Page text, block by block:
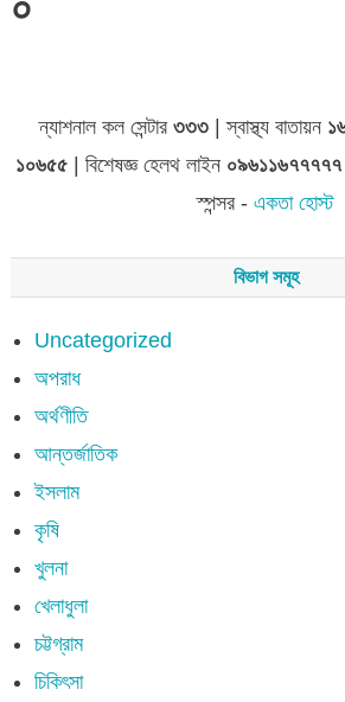
ন্যাশনাল কল সেন্টার ৩৩৩| স্বাস্থ্য বাতায়ন
১০৬৫৫ | বিশেষজ্ঞ হেলথ লাইন ০৯৬১১৬৭৭৭৭৭
স্পন্সর - একতা হোস্ট
বিভাগ সমূহ
Uncategorized
অপরাধ
অর্থণীতি
আন্তর্জাতিক
ইসলাম
কৃষি
খুলনা
খেলাধুলা
চট্টগ্রাম
চিকিৎসা